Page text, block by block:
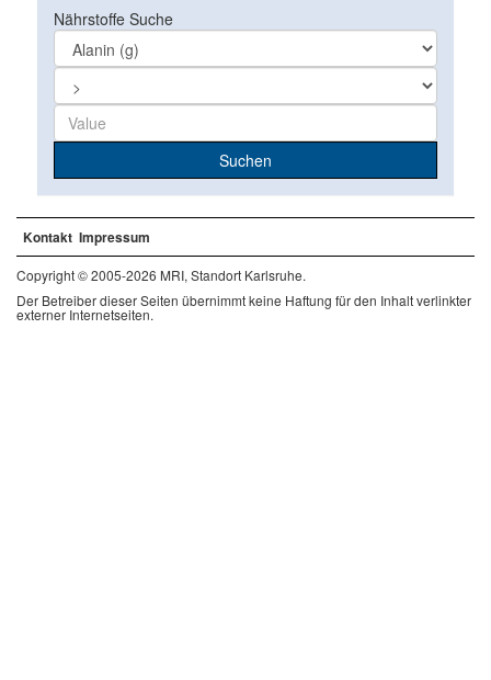
Nährstoffe Suche
Suchen
Kontakt Impressum
Copyright © 2005-2026 MRI, Standort Karlsruhe.
Der Betreiber dieser Seiten übernimmt keine Haftung für den Inhalt verlinkter
externer Internetseiten.